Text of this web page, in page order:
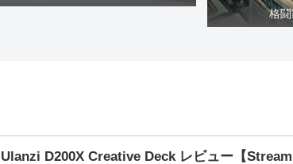
格
Ulanzi D200X Creative Deck レビュー【